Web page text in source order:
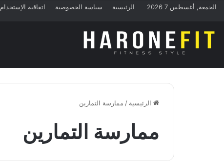
الجمعة, أغسطس 7 2026 الرئيسية سياسة الخصوصية اتفاقية الإستخدام
الرئيسية / ممارسة التمارين
ممارسة التمارين